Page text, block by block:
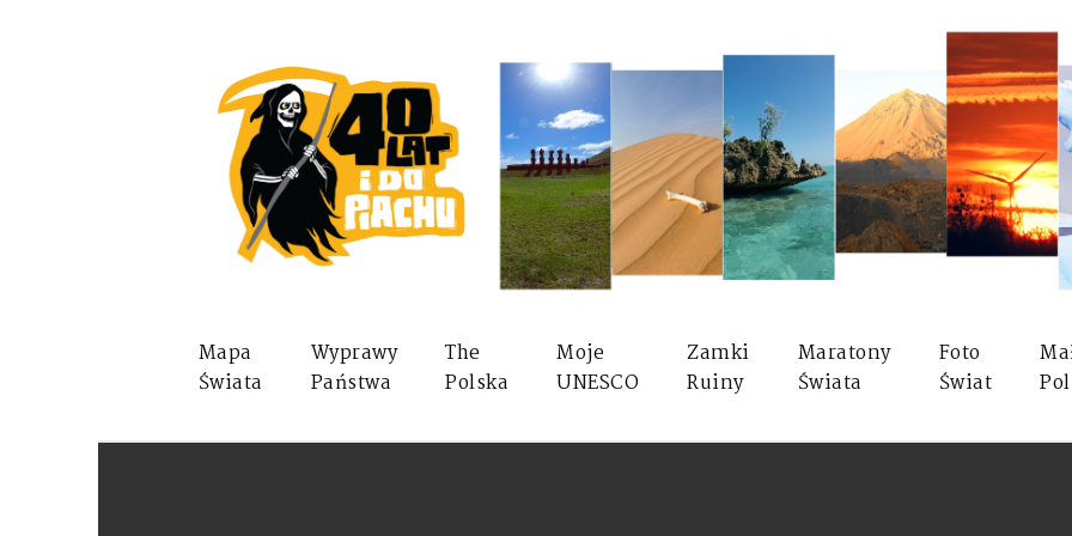
Mapa
Świata
Wyprawy
Państwa
The
Polska
Moje
UNESCO
Zamki
Ruiny
Maratony
Świata
Foto
Świat